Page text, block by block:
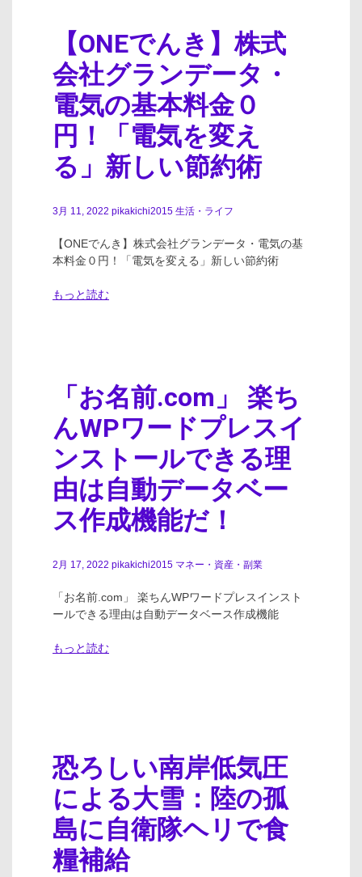
【ONEでんき】株式
会社グランデータ・
電気の基本料金０
円！「電気を変え
る」新しい節約術
3月 11, 2022 pikakichi2015 生活・ライフ
【ONEでんき】株式会社グランデータ・電気の基
本料金０円！「電気を変える」新しい節約術
もっと読む
「お名前.com」 楽ち
んWPワードプレスイ
ンストールできる理
由は自動データベー
ス作成機能だ！
2月 17, 2022 pikakichi2015 マネー・資産・副業
「お名前.com」 楽ちんWPワードプレスインスト
ールできる理由は自動データベース作成機能
もっと読む
恐ろしい南岸低気圧
による大雪：陸の孤
島に自衛隊ヘリで食
糧補給